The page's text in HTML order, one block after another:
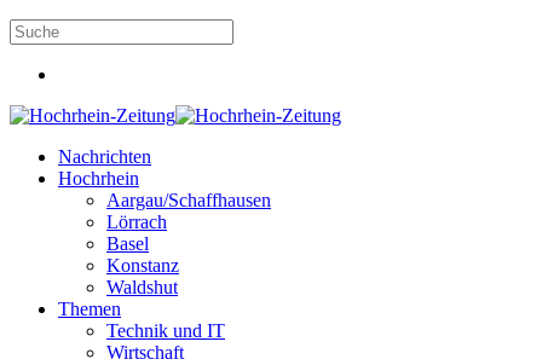
Nachrichten
Hochrhein
Aargau/Schaffhausen
Lörrach
Basel
Konstanz
Waldshut
Themen
Technik und IT
Wirtschaft